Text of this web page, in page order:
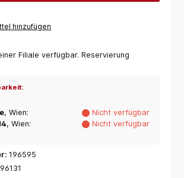
hinzufügen
Filiale verfügbar. Reservierung
, Wien:
Nicht verfügbar
, Wien: Nicht verfügbar
196595